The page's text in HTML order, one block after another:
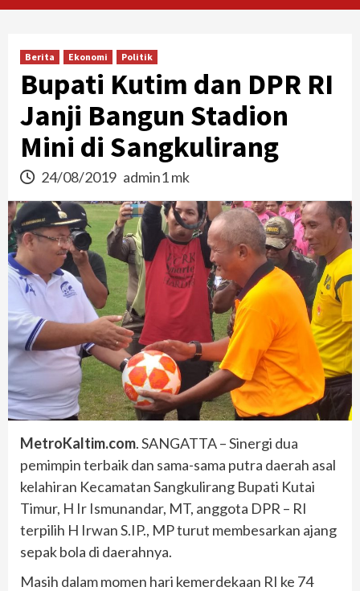
Berita Ekonomi Politik
Bupati Kutim dan DPR RI
Janji Bangun Stadion
Mini di Sangkulirang
24/08/2019 admin1 mk
MetroKaltim.com. SANGATTA – Sinergi dua
pemimpin terbaik dan sama-sama putra daerah asal
kelahiran Kecamatan Sangkulirang Bupati Kutai
Timur, H Ir Ismunandar, MT, anggota DPR – RI
terpilih H Irwan S.IP., MP turut membesarkan ajang
sepak bola di daerahnya.
Masih dalam momen hari kemerdekaan RI ke 74